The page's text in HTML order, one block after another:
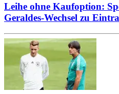
Leihe ohne Kaufoption:
Geraldes-Wechsel zu